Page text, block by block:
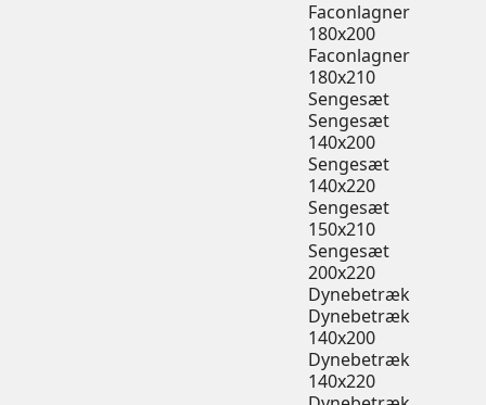
Faconlagner
180x200
Faconlagner
180x210
Sengesæt
Sengesæt
140x200
Sengesæt
140x220
Sengesæt
150x210
Sengesæt
200x220
Dynebetræk
Dynebetræk
140x200
Dynebetræk
140x220